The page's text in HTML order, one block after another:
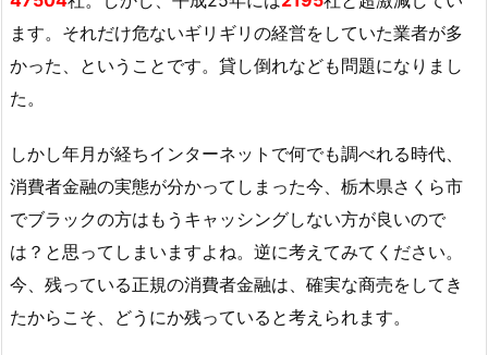
ます。それだけ危ないギリギリの経営をしていた業者が多
かった、ということです。貸し倒れなども問題になりまし
た。
しかし年月が経ちインターネットで何でも調べれる時代、
消費者金融の実態が分かってしまった今、栃木県さくら市
でブラックの方はもうキャッシングしない方が良いので
は？と思ってしまいますよね。逆に考えてみてください。
今、残っている正規の消費者金融は、確実な商売をしてき
たからこそ、どうにか残っていると考えられます。